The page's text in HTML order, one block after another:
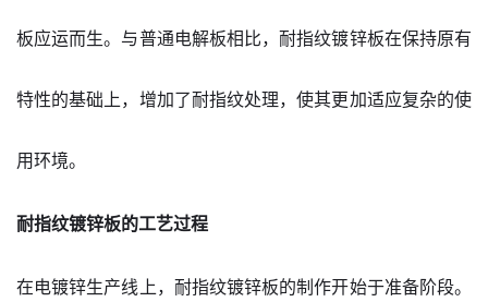
板应运而生。与普通电解板相比，耐指纹镀锌板在保持原有
特性的基础上，增加了耐指纹处理，使其更加适应复杂的使
用环境。
耐指纹镀锌板的工艺过程
在电镀锌生产线上，耐指纹镀锌板的制作开始于准备阶段。